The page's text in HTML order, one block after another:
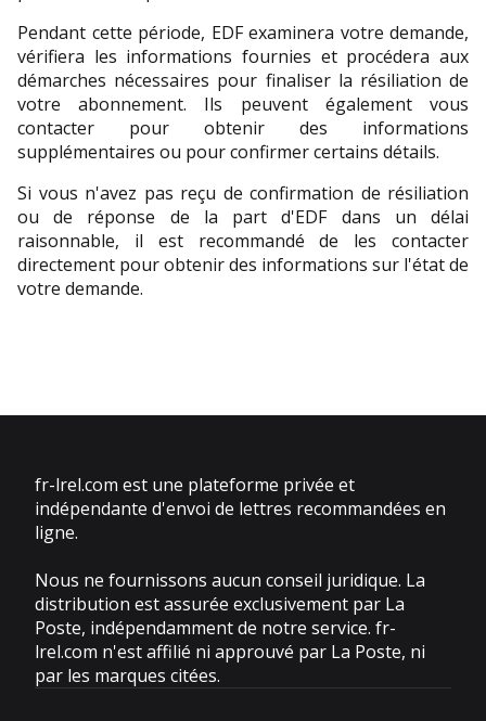
Pendant cette période, EDF examinera votre demande,
vérifiera les informations fournies et procédera aux
démarches nécessaires pour finaliser la résiliation de
votre abonnement. Ils peuvent également vous
contacter pour obtenir des informations
supplémentaires ou pour confirmer certains détails.
Si vous n'avez pas reçu de confirmation de résiliation
ou de réponse de la part d'EDF dans un délai
raisonnable, il est recommandé de les contacter
directement pour obtenir des informations sur l'état de
votre demande.
fr-lrel.com est une plateforme privée et
indépendante d'envoi de lettres recommandées en
ligne.
Nous ne fournissons aucun conseil juridique. La
distribution est assurée exclusivement par La
Poste, indépendamment de notre service. fr-
lrel.com n'est affilié ni approuvé par La Poste, ni
par les marques citées.